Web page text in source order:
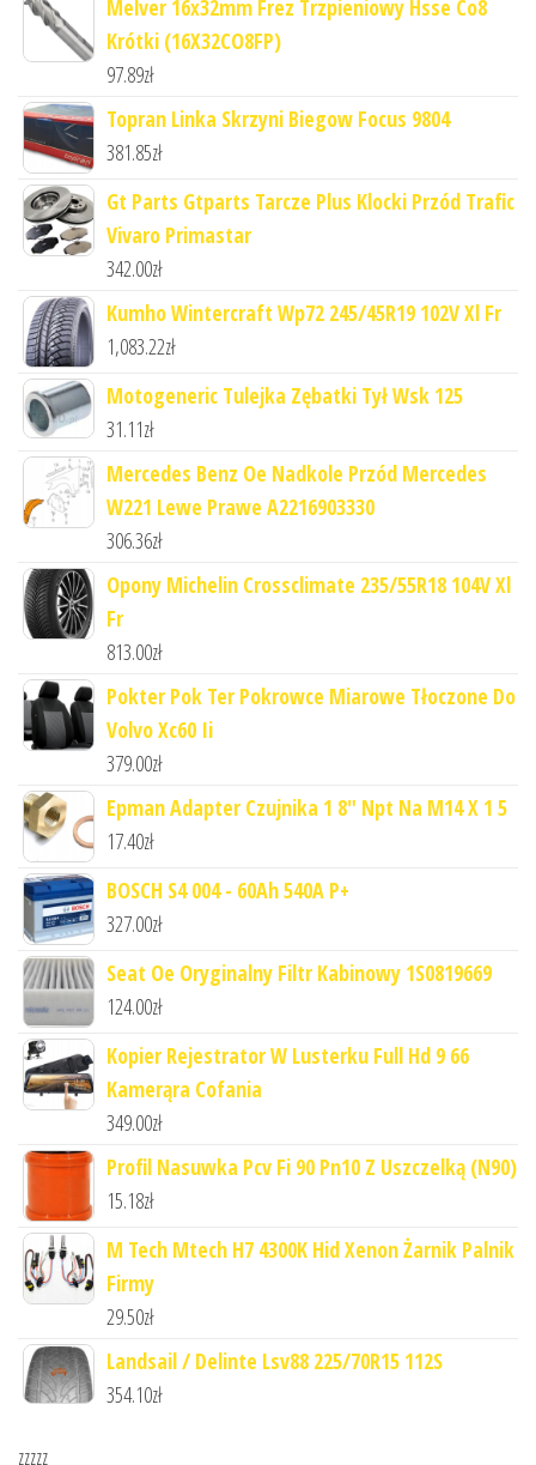
Melver 16x32mm Frez Trzpieniowy Hsse Co8
Krótki (16X32CO8FP)
97.89zł
Topran Linka Skrzyni Biegow Focus 9804
381.85zł
Gt Parts Gtparts Tarcze Plus Klocki Przód Trafic
Vivaro Primastar
342.00zł
Kumho Wintercraft Wp72 245/45R19 102V Xl Fr
1,083.22zł
Motogeneric Tulejka Zębatki Tył Wsk 125
31.11zł
Mercedes Benz Oe Nadkole Przód Mercedes
W221 Lewe Prawe A2216903330
306.36zł
Opony Michelin Crossclimate 235/55R18 104V Xl
Fr
813.00zł
Pokter Pok Ter Pokrowce Miarowe Tłoczone Do
Volvo Xc60 Ii
379.00zł
Epman Adapter Czujnika 1 8" Npt Na M14 X 1 5
17.40zł
BOSCH S4 004 - 60Ah 540A P+
327.00zł
Seat Oe Oryginalny Filtr Kabinowy 1S0819669
124.00zł
Kopier Rejestrator W Lusterku Full Hd 9 66
Kamerąra Cofania
349.00zł
Profil Nasuwka Pcv Fi 90 Pn10 Z Uszczelką (N90)
15.18zł
M Tech Mtech H7 4300K Hid Xenon Żarnik Palnik
Firmy
29.50zł
Landsail / Delinte Lsv88 225/70R15 112S
354.10zł
zzzzz